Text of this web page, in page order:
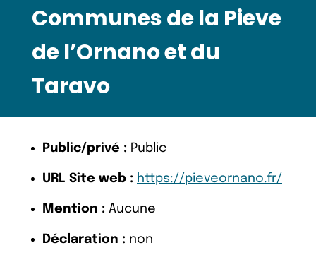
Communes de la Pieve
de l’Ornano et du
Taravo
Public/privé : Public
URL Site web : https://pieveornano.fr/
Mention : Aucune
Déclaration : non